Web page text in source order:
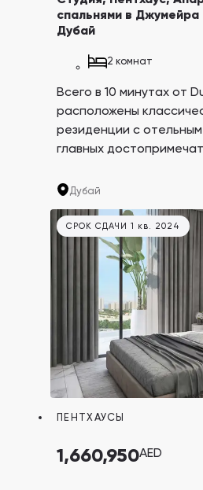
спальнями в
Дубай
2 комнат
Всего в 10 минутах от
расположены
резиденции с
главных
Расположение в
бизнес-районами
здесь выгодным
вложением.
Дубай
СРОК СДАЧИ 1 кв. 2024
ПЕНТХАУСЫ
1,660,950AED